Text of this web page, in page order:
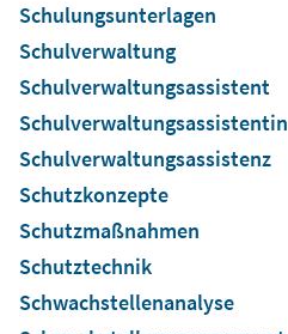
Schulungsunterlagen
Schulverwaltung
Schulverwaltungsassistent
Schulverwaltungsassistentin
Schulverwaltungsassistenz
Schutzkonzepte
Schutzmaßnahmen
Schutztechnik
Schwachstellenanalyse